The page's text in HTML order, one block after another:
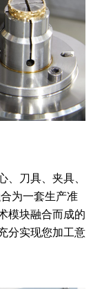
、刀具、夹具、
为一套生产准
模块融合而成的
分实现您加工意